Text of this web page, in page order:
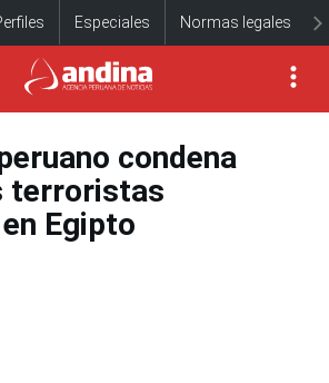
Especiales Normas legales
condena
terroristas
Egipto